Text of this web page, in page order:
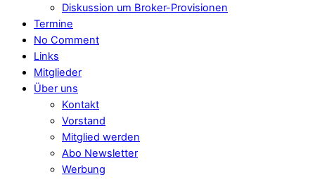
Diskussion um Broker-Provisionen
Termine
No Comment
Links
Mitglieder
Über uns
Kontakt
Vorstand
Mitglied werden
Abo Newsletter
Werbung